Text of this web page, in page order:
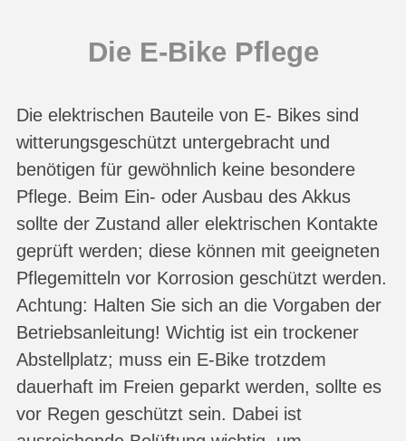
Die E-Bike Pflege
Die elektrischen Bauteile von E- Bikes sind
witterungsgeschützt untergebracht und
benötigen für gewöhnlich keine besondere
Pflege. Beim Ein- oder Ausbau des Akkus
sollte der Zustand aller elektrischen Kontakte
geprüft werden; diese können mit geeigneten
Pflegemitteln vor Korrosion geschützt werden.
Achtung: Halten Sie sich an die Vorgaben der
Betriebsanleitung! Wichtig ist ein trockener
Abstellplatz; muss ein E-Bike trotzdem
dauerhaft im Freien geparkt werden, sollte es
vor Regen geschützt sein. Dabei ist